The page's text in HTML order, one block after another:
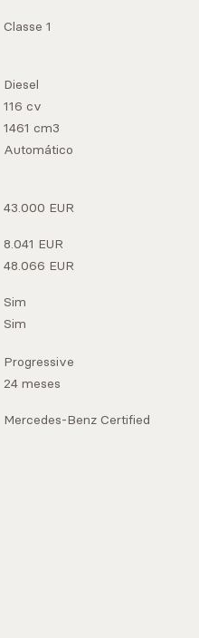
Classe 1
Diesel
116 cv
1461 cm3
Automático
43.000 EUR
8.041 EUR
48.066 EUR
Sim
Sim
Progressive
24 meses
Mercedes-Benz Certified